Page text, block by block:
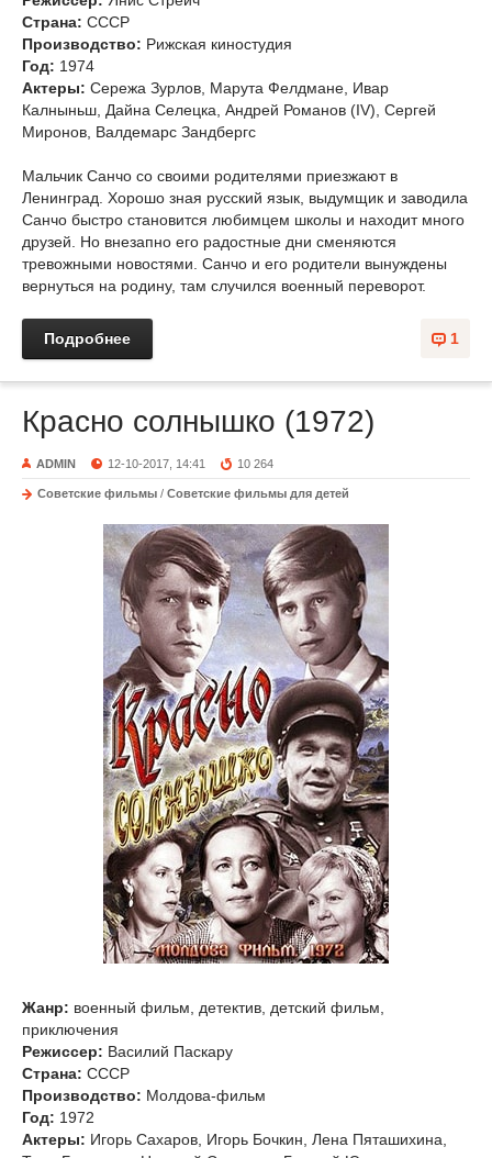
Страна: СССР
Производство: Рижская киностудия
Год: 1974
Актеры: Сережа Зурлов, Марута Фелдмане, Ивар
Калныньш, Дайна Селецка, Андрей Романов (IV), Сергей
Миронов, Валдемарс Зандбергс
Мальчик Санчо со своими родителями приезжают в
Ленинград. Хорошо зная русский язык, выдумщик и заводила
Санчо быстро становится любимцем школы и находит много
друзей. Но внезапно его радостные дни сменяются
тревожными новостями. Санчо и его родители вынуждены
вернуться на родину, там случился военный переворот.
1
Подробнее
Красно солнышко (1972)
ADMIN 12-10-2017, 14:41 10 264
Советские фильмы / Советские фильмы для детей
Жанр: военный фильм, детектив, детский фильм,
приключения
Режиссер: Василий Паскару
Страна: СССР
Производство: Молдова-фильм
Год: 1972
Актеры: Игорь Сахаров, Игорь Бочкин, Лена Пяташихина,